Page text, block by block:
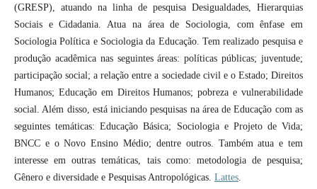
(GRESP), atuando na linha de pesquisa Desigualdades, Hierarquias
Sociais e Cidadania. Atua na área de Sociologia, com ênfase em
Sociologia Política e Sociologia da Educação. Tem realizado pesquisa e
produção acadêmica nas seguintes áreas: políticas públicas; juventude;
participação social; a relação entre a sociedade civil e o Estado; Direitos
Humanos; Educação em Direitos Humanos; pobreza e vulnerabilidade
social. Além disso, está iniciando pesquisas na área de Educação com as
seguintes temáticas: Educação Básica; Sociologia e Projeto de Vida;
BNCC e o Novo Ensino Médio; dentre outros. Também atua e tem
interesse em outras temáticas, tais como: metodologia de pesquisa;
Gênero e diversidade e Pesquisas Antropológicas. Lattes.